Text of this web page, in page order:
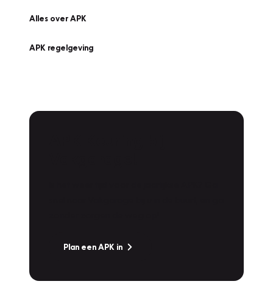
Alles over APK
APK regelgeving
Plan een APK in